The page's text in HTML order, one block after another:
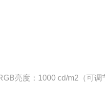
亮度：1000 cd/m2（可调